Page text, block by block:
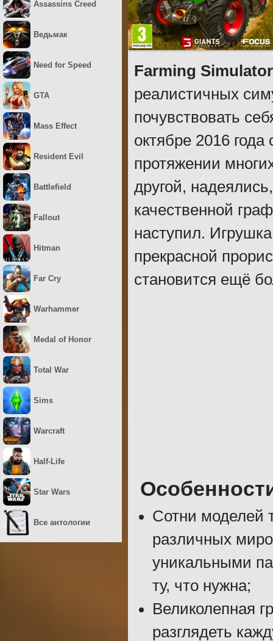
Farming
реалистичных
почувствовать
октябре 2016
протяжении
другой,
качественной
наступил.
прекрасной
становится ещё
Сотни моделей
различных
уникальными
ту, что нужна;
Великолепная
разглядеть
Assassins Creed
Ведьмак
Need for Speed
GTA
Mass Effect
Resident Evil
Battlefield
Fallout
Hitman
Far Cry
Warhammer
Medal of Honor
Total War
Sims
Warcraft
Half-Life
Star Wars
Все антологии